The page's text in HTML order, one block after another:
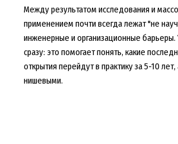
Между результатом исследования и
применением почти всегда лежат "не
инженерные и организационные барьеры.
сразу: это помогает понять, какие
открытия перейдут в практику за 5-10 лет,
нишевыми.